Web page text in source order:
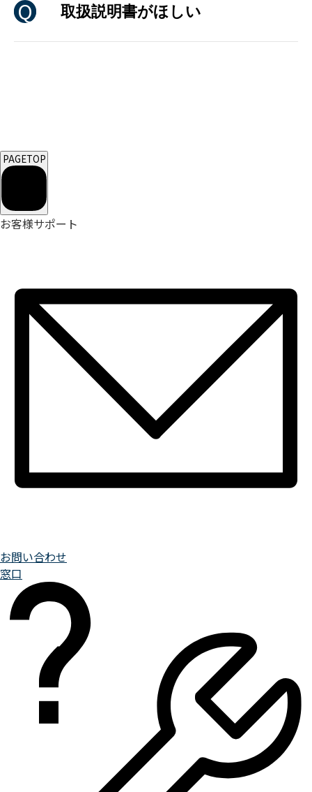
取扱説明書がほしい
PAGETOP
お客様サポート
お問い合わせ
窓口